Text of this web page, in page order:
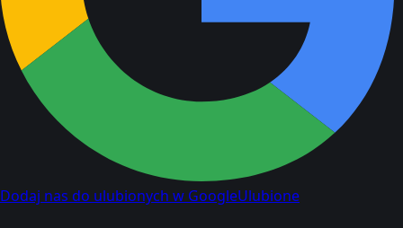
Dodaj nas do ulubionych w GoogleUlubione